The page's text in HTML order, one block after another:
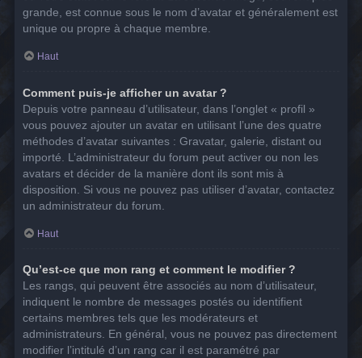
grande, est connue sous le nom d’avatar et généralement est
unique ou propre à chaque membre.
Haut
Comment puis-je afficher un avatar ?
Depuis votre panneau d’utilisateur, dans l’onglet « profil »
vous pouvez ajouter un avatar en utilisant l’une des quatre
méthodes d’avatar suivantes : Gravatar, galerie, distant ou
importé. L’administrateur du forum peut activer ou non les
avatars et décider de la manière dont ils sont mis à
disposition. Si vous ne pouvez pas utiliser d’avatar, contactez
un administrateur du forum.
Haut
Qu’est-ce que mon rang et comment le modifier ?
Les rangs, qui peuvent être associés au nom d’utilisateur,
indiquent le nombre de messages postés ou identifient
certains membres tels que les modérateurs et
administrateurs. En général, vous ne pouvez pas directement
modifier l’intitulé d’un rang car il est paramétré par